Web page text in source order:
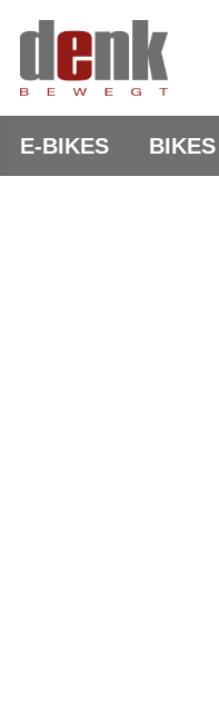
E-BIKES BIKES